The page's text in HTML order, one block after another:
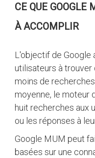
CE QUE GOOGLE
À ACCOMPLIR
L'objectif de Google
utilisateurs à trouver
moins de
moyenne, le moteur
huit recherches aux
ou les réponses à
Google MUM peut
basées sur une